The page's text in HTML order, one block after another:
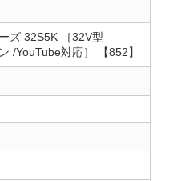
ズ 32S5K ［32V型
/YouTube対応］ 【852】